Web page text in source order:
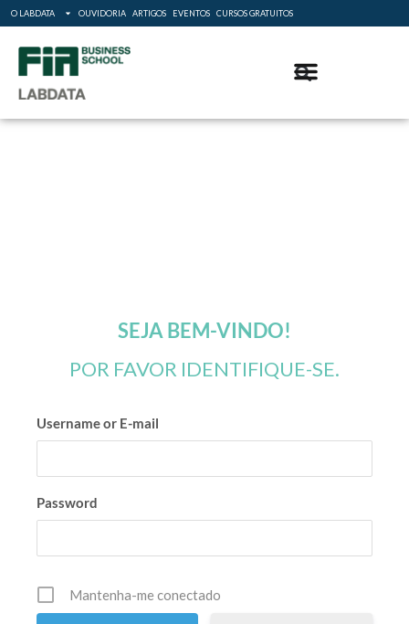
O LABDATA OUVIDORIA ARTIGOS EVENTOS CURSOS GRATUITOS
SEJA BEM-VINDO!
POR FAVOR IDENTIFIQUE-SE.
Username or E-mail
Password
Mantenha-me conectado